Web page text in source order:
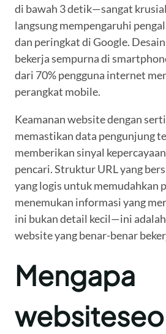
di bawah 3 detik—sangat
langsung mempengaruhi
dan peringkat di Google.
bekerja sempurna di
dari 70% pengguna internet
perangkat mobile.
Keamanan website dengan
memastikan data pengunjung
memberikan sinyal
pencari. Struktur URL yang
yang logis untuk memudahkan
menemukan informasi yang
ini bukan detail kecil—ini
website yang benar-benar
Mengapa